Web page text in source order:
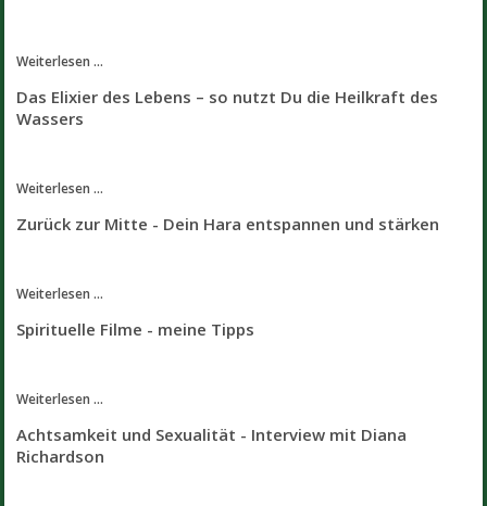
Weiterlesen ...
Das Elixier des Lebens – so nutzt Du die Heilkraft des
Wassers
Weiterlesen ...
Zurück zur Mitte - Dein Hara entspannen und stärken
Weiterlesen ...
Spirituelle Filme - meine Tipps
Weiterlesen ...
Achtsamkeit und Sexualität - Interview mit Diana
Richardson